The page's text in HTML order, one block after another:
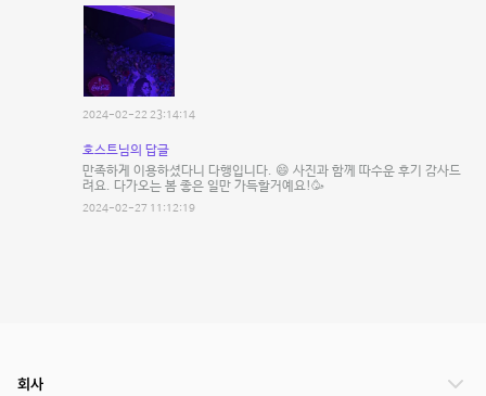
2024-02-22 23:14:14
호스트님의 답글
만족하게 이용하셨다니 다행입니다. 😄 사진과 함께 따수운 후기 감사드
려요. 다가오는 봄 좋은 일만 가득할거예요!🥳
2024-02-27 11:12:19
회사